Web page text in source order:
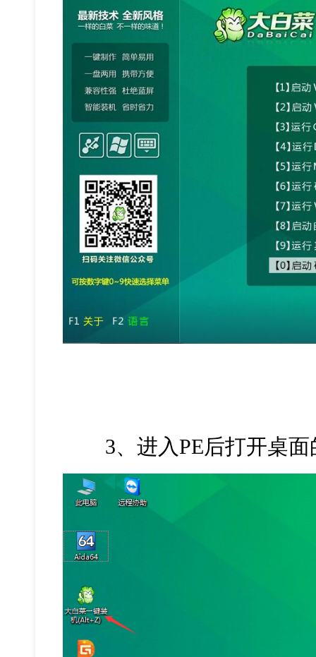
3、进入PE后打开桌面